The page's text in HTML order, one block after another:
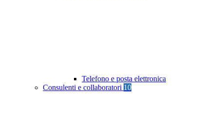
Telefono e posta elettronica
Consulenti e collaboratori 10